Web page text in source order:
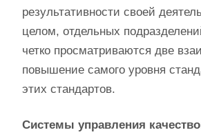
результативности своей
целом, отдельных
четко просматриваются две
повышение самого уровня
этих стандартов.
Системы управления